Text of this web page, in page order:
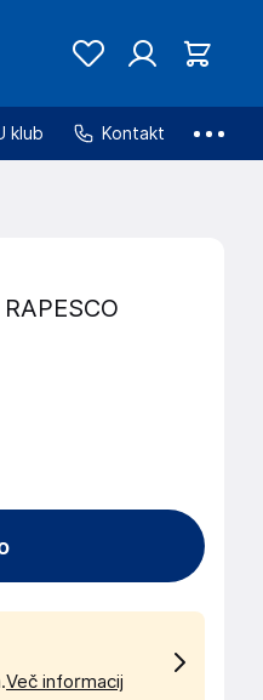
klub Kontakt
Več informacij